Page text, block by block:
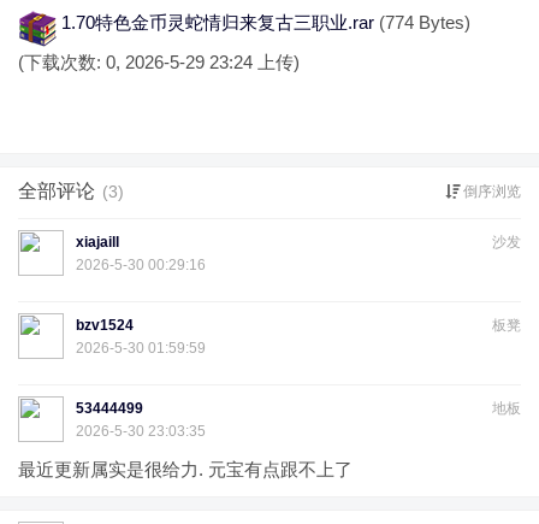
1.70特色金币灵蛇情归来复古三职业.rar (774 Bytes)
(下载次数: 0, 2026-5-29 23:24 上传)
全部评论 (3) 倒序浏览
沙发
xiajaill
2026-5-30 00:29:16
板凳
bzv1524
2026-5-30 01:59:59
地板
53444499
2026-5-30 23:03:35
最近更新属实是很给力. 元宝有点跟不上了